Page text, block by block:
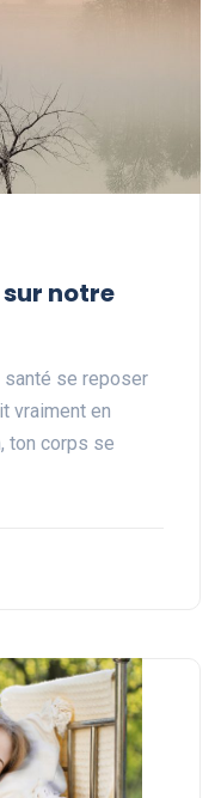
notre
se reposer
vraiment en
ton corps se